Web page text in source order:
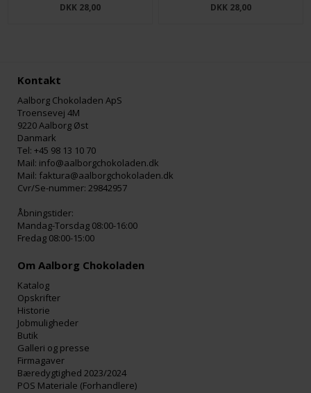
DKK 28,00 DKK 28,00
Kontakt
Aalborg Chokoladen ApS
Troensevej 4M
9220 Aalborg Øst
Danmark
Tel: +45 98 13 10 70
Mail: info@aalborgchokoladen.dk
Mail: faktura@aalborgchokoladen.dk
Cvr/Se-nummer: 29842957
Åbningstider:
Mandag-Torsdag 08:00-16:00
Fredag 08:00-15:00
Om Aalborg Chokoladen
Katalog
Opskrifter
Historie
Jobmuligheder
Butik
Galleri og presse
Firmagaver
Bæredygtighed 2023/2024
POS Materiale (Forhandlere)